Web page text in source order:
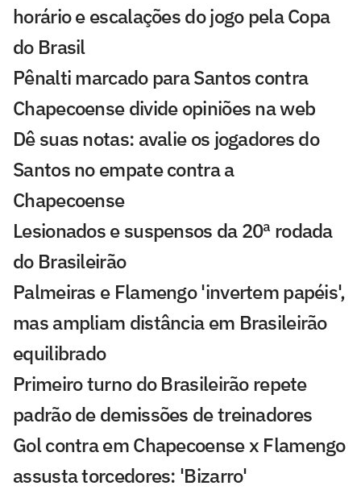
horário e escalações do jogo pela Copa
do Brasil
Pênalti marcado para Santos contra
Chapecoense divide opiniões na web
Dê suas notas: avalie os jogadores do
Santos no empate contra a
Chapecoense
Lesionados e suspensos da 20ª rodada
do Brasileirão
Palmeiras e Flamengo 'invertem papéis',
mas ampliam distância em Brasileirão
equilibrado
Primeiro turno do Brasileirão repete
padrão de demissões de treinadores
Gol contra em Chapecoense x Flamengo
assusta torcedores: 'Bizarro'